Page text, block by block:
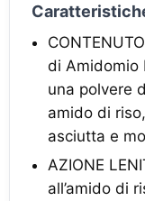
di Amidomio
una polvere
amido di
asciutta e
AZIONE
all’amido di